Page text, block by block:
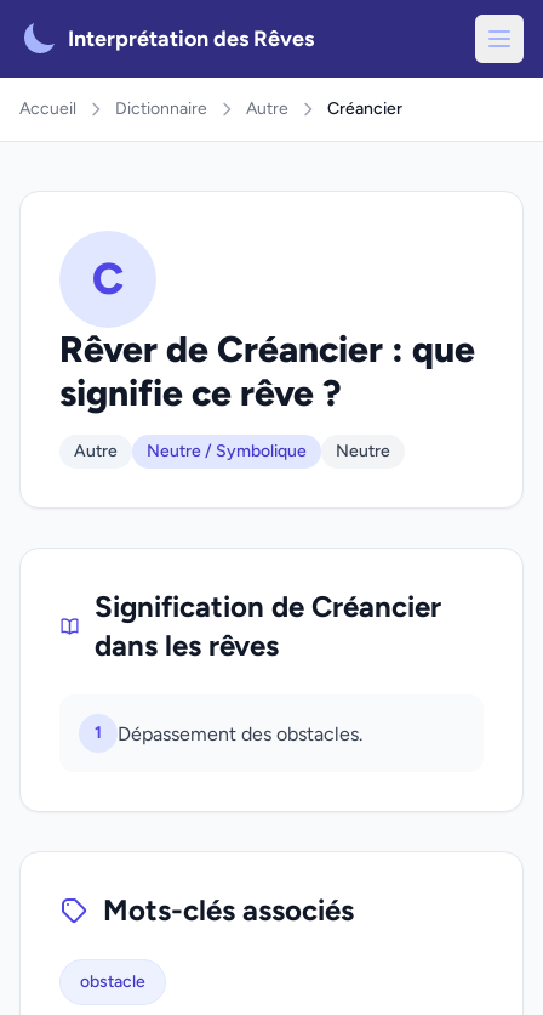
Interprétation des Rêves
Accueil Dictionnaire Autre Créancier
C
Rêver de Créancier : que
signifie ce rêve ?
Autre Neutre / Symbolique Neutre
Signification de Créancier
dans les rêves
1 Dépassement des obstacles.
Mots-clés associés
obstacle